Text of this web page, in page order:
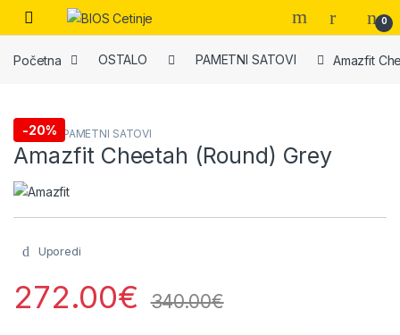
Skip to navigation
Skip to content
Open 0
Početna OSTALO PAMETNI SATOVI Amazfit
-20%
OSTALO PAMETNI SATOVI
Amazfit Cheetah (Round) Grey
Uporedi
272.00€ 340.00€